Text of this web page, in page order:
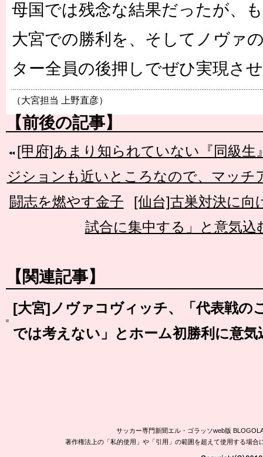
母国では残念な結果だったが、
大宮での勝利を、そしてノヴァ
ター全員の後押しでぜひ実現さ
（大宮担当 上野直彦）
【前後の記事】
[甲府]あまり知られていない『同級生
ジションも近いところなので、マッチ
闘志を燃やす金子
[仙台]古巣対決に向
試合に集中する」と意気込
【関連記事】
[大宮]ノヴァコヴィッチ、「代表戦の
では考えない」とホーム初勝利に意気
サッカー専門新聞エル・ゴラッソweb版
著作権法上の「私的使用」や「引用」の範囲を超えて使用する場